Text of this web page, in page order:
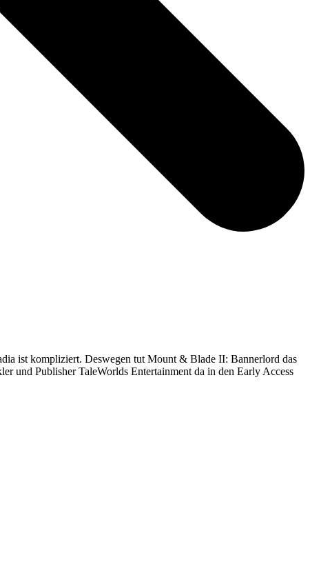
ist kompliziert. Deswegen tut Mount & Blade II: Bannerlord das
und Publisher TaleWorlds Entertainment da in den Early Access